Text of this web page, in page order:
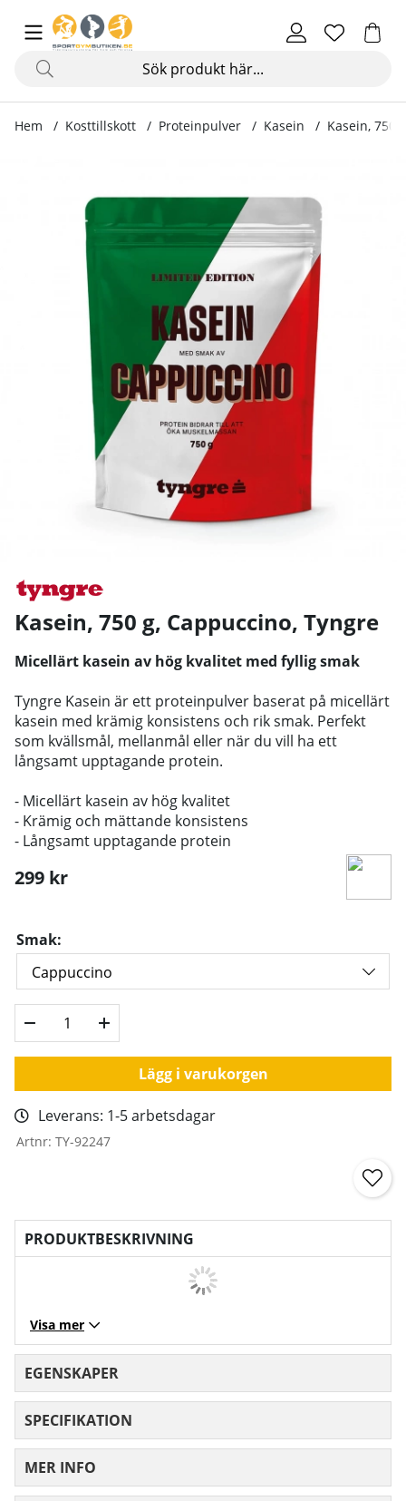
Hem Kosttillskott Proteinpulver Kasein Kasein, 750 g
Kasein, 750 g, Cappuccino, Tyngre
Micellärt kasein av hög kvalitet med fyllig smak
Tyngre Kasein är ett proteinpulver baserat på micellärt
kasein med krämig konsistens och rik smak. Perfekt
som kvällsmål, mellanmål eller när du vill ha ett
långsamt upptagande protein.
- Micellärt kasein av hög kvalitet
- Krämig och mättande konsistens
- Långsamt upptagande protein
299 kr
Smak:
Lägg i varukorgen
Leverans: 1-5 arbetsdagar
Artnr: TY-92247
PRODUKTBESKRIVNING
Visa mer
EGENSKAPER
SPECIFIKATION
MER INFO